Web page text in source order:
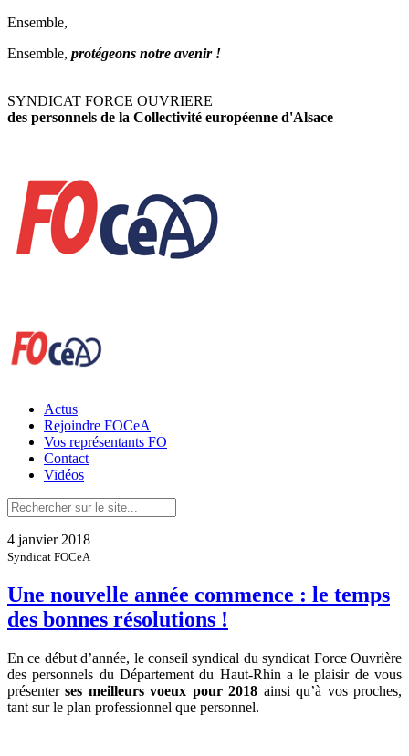
Ensemble,
Ensemble, protégeons notre avenir !
SYNDICAT FORCE OUVRIERE
des personnels de la Collectivité européenne d'Alsace
Actus
Rejoindre FOCeA
Vos représentants FO
Contact
Vidéos
4 janvier 2018
Syndicat FOCeA
Une nouvelle année commence : le temps
des bonnes résolutions !
En ce début d’année, le conseil syndical du syndicat Force Ouvrière
des personnels du Département du Haut-Rhin a le plaisir de vous
présenterses meilleurs voeux pour 2018 ainsi qu’à vos proches,
tant sur le plan professionnel que personnel.